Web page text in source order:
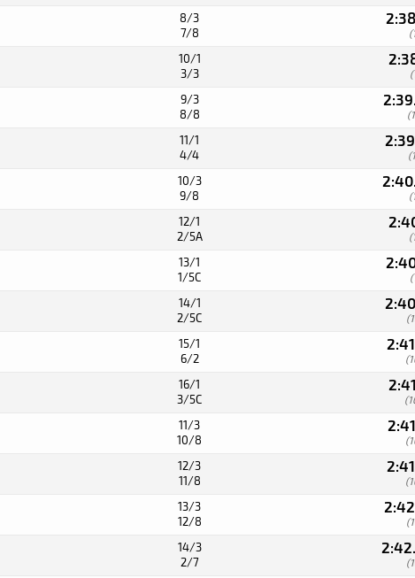
8/3
7/8
10/1
3/3
9/3
8/8
11/1
4/4
10/3
9/8
12/1
2/5A
13/1
1/5C
14/1
2/5C
15/1
6/2
16/1
3/5C
11/3
10/8
12/3
11/8
13/3
12/8
14/3
2/7